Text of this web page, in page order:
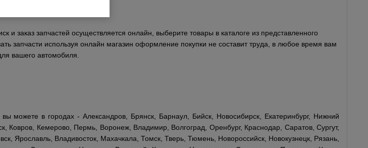
и заказ запчастей осуществляется онлайн, выберите товары в каталоге из представленного
запчасти используя онлайн магазин оформление покупки не составит труда, в любое время вам
вашего автомобиля.
можете в городах - Александров, Брянск, Барнаул, Бийск, Новосибирск, Екатеринбург, Нижний
Кемерово, Пермь, Воронеж, Владимир, Волгоград, Оренбург, Краснодар, Саратов, Сургут,
Ярославль, Владивосток, Махачкала, Томск, Тверь, Тюмень, Новороссийск, Новокузнецк, Рязань,